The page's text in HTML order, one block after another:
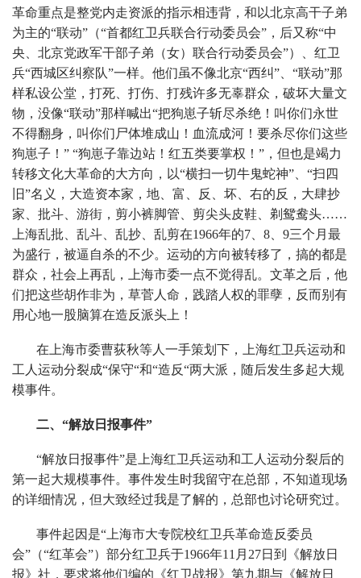
革命重点是整党内走资派的指示相违背，和以北京高干子弟
为主的“联动”（“首都红卫兵联合行动委员会”，后又称“中
央、北京党政军干部子弟（女）联合行动委员会”）、红卫
兵“西城区纠察队”一样。他们虽不像北京“西纠”、“联动”那
样私设公堂，打死、打伤、打残许多无辜群众，破坏大量文
物，没像“联动”那样喊出“把狗崽子斩尽杀绝！叫你们永世
不得翻身，叫你们尸体堆成山！血流成河！要杀尽你们这些
狗崽子！” “狗崽子靠边站！红五类要掌权！”，但也是竭力
转移文化大革命的大方向，以“横扫一切牛鬼蛇神”、“扫四
旧”名义，大造资本家，地、富、反、坏、右的反，大肆抄
家、批斗、游街，剪小裤脚管、剪尖头皮鞋、剃鸳鸯头……
上海乱批、乱斗、乱抄、乱剪在1966年的7、8、9三个月最
为盛行，被逼自杀的不少。运动的方向被转移了，搞的都是
群众，社会上再乱，上海市委一点不觉得乱。文革之后，他
们把这些胡作非为，草菅人命，践踏人权的罪孽，反而别有
用心地一股脑算在造反派头上！
在上海市委曹荻秋等人一手策划下，上海红卫兵运动和
工人运动分裂成“保守“和“造反“两大派，随后发生多起大规
模事件。
二、“解放日报事件”
“解放日报事件”是上海红卫兵运动和工人运动分裂后的
第一起大规模事件。事件发生时我留守在总部，不知道现场
的详细情况，但大致经过我是了解的，总部也讨论研究过。
事件起因是“上海市大专院校红卫兵革命造反委员
会”（“红革会”）部分红卫兵于1966年11月27日到《解放日
报》社，要求将他们编的《红卫战报》第九期与《解放日